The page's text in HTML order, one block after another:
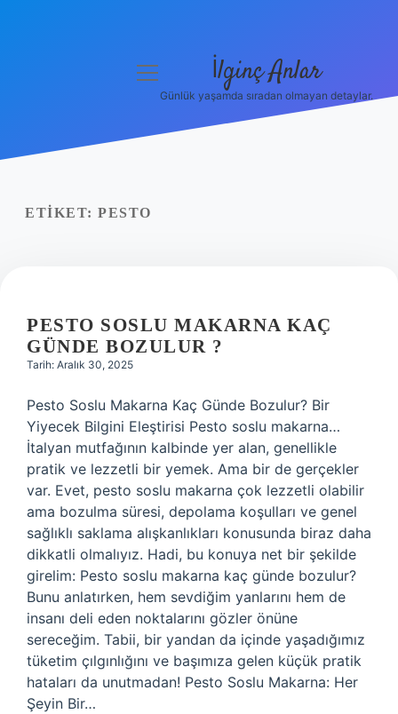
Yasal Uyarı
menüyü
İlginç Anlar
Günlük yaşamda sıradan olmayan detaylar.
ETIKET: PESTO
PESTO SOSLU MAKARNA KAÇ
GÜNDE BOZULUR ?
Tarih: Aralık 30, 2025
Pesto Soslu Makarna Kaç Günde Bozulur? Bir
Yiyecek Bilgini Eleştirisi Pesto soslu makarna…
İtalyan mutfağının kalbinde yer alan, genellikle
pratik ve lezzetli bir yemek. Ama bir de gerçekler
var. Evet, pesto soslu makarna çok lezzetli olabilir
ama bozulma süresi, depolama koşulları ve genel
sağlıklı saklama alışkanlıkları konusunda biraz daha
dikkatli olmalıyız. Hadi, bu konuya net bir şekilde
girelim: Pesto soslu makarna kaç günde bozulur?
Bunu anlatırken, hem sevdiğim yanlarını hem de
insanı deli eden noktalarını gözler önüne
sereceğim. Tabii, bir yandan da içinde yaşadığımız
tüketim çılgınlığını ve başımıza gelen küçük pratik
hataları da unutmadan! Pesto Soslu Makarna: Her
Şeyin Bir…